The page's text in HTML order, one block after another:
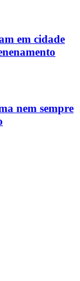
em cidade
nem sempre